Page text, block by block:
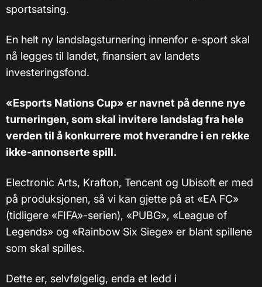
sportsatsing.
En helt ny landslagsturnering innenfor e-sport skal
nå legges til landet, finansiert av landets
investeringsfond.
«Esports Nations Cup» er navnet på denne nye
turneringen, som skal invitere landslag fra hele
verden til å konkurrere mot hverandre i en rekke
ikke-annonserte spill.
Electronic Arts, Krafton, Tencent og Ubisoft er med
på produksjonen, så vi kan gjette på at «EA FC»
(tidligere «FIFA»-serien), «PUBG», «League of
Legends» og «Rainbow Six Siege» er blant spillene
som skal spilles.
Dette er, selvfølgelig, enda et ledd i